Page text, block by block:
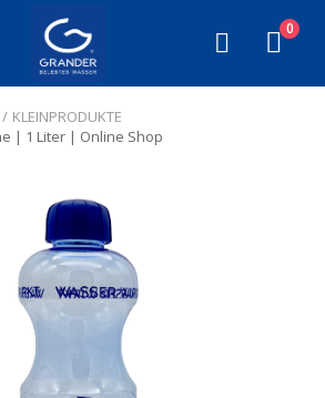
0
KLEINPRODUKTE
| 1 Liter | Online Shop